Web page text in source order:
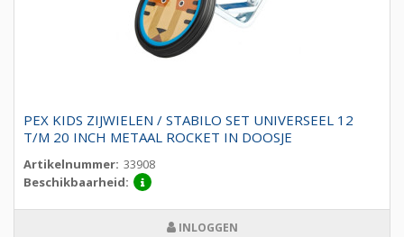
PEX KIDS ZIJWIELEN / STABILO SET UNIVERSEEL 12
T/M 20 INCH METAAL ROCKET IN DOOSJE
Artikelnummer: 33908
Beschikbaarheid:
INLOGGEN